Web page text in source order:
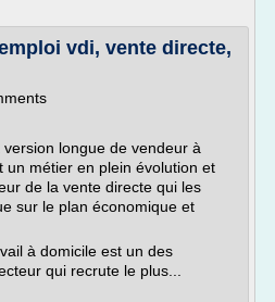
vdi, vente directe,
longue de vendeur à
un métier en plein évolution et
de la vente directe qui les
sur le plan économique et
à domicile est un des
qui recrute le plus...